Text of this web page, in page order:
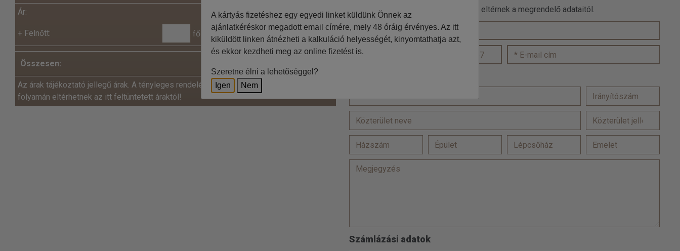
Ár:
+ Felnőtt: fő x =
Összesen:
Az árak tájékoztató jellegű árak. A tényleges rendelés és az irodával történő egyeztetés
folyamán eltérhetnek az itt feltüntetett áraktól!
Jelölje be, ha a számlázási adatok eltérnek a megrendelő adataitól.
Számlázási adatok
A kártyás fizetéshez egy egyedi linket küldünk Önnek az
ajánlatkéréskor megadott email címére, mely 48 óráig érvényes. Az itt
kiküldött linken átnézheti a kalkuláció helyességét, kinyomtathatja azt,
és ekkor kezdheti meg az online fizetést is.
Szeretne élni a lehetőséggel?
Igen
Nem